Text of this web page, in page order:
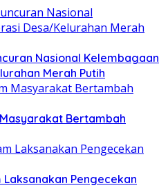
Nasional Kelembagaan
Merah Putih
Bertambah
Laksanakan Pengecekan